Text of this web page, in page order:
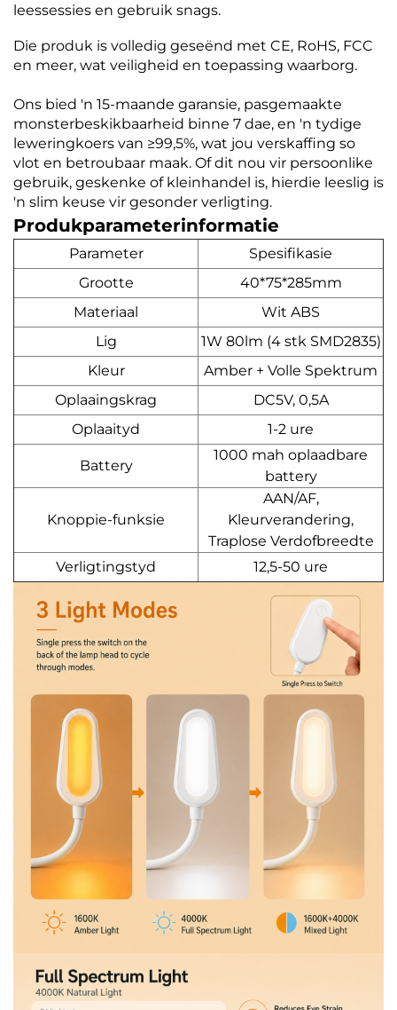
leessessies en gebruik snags.
Die produk is volledig geseënd met CE, RoHS, FCC
en meer, wat veiligheid en toepassing waarborg.
Ons bied 'n 15-maande garansie, pasgemaakte
monsterbeskikbaarheid binne 7 dae, en 'n tydige
leweringkoers van ≥99,5%, wat jou verskaffing so
vlot en betroubaar maak. Of dit nou vir persoonlike
gebruik, geskenke of kleinhandel is, hierdie leeslig is
'n slim keuse vir gesonder verligting.
Produkparameterinformatie
Parameter
Spesifikasie
Grootte
40*75*285mm
Materiaal
Wit ABS
Lig
1W 80lm (4 stk SMD2835)
Kleur
Amber + Volle Spektrum
Oplaaingskrag
DC5V, 0,5A
Oplaaityd
1-2 ure
Battery
1000 mah oplaadbare
battery
Knoppie-funksie
AAN/AF,
Kleurverandering,
Traplose Verdofbreedte
Verligtingstyd
12,5-50 ure